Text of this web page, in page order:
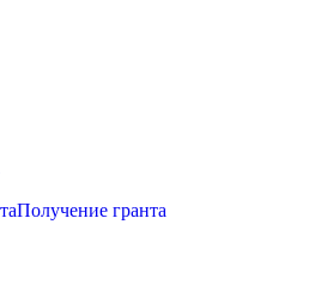
Получение гранта